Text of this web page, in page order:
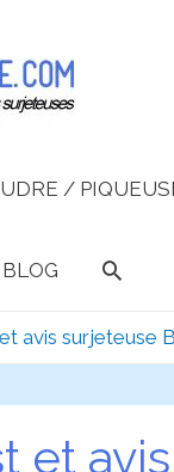
/
BLOG
avis surjeteuse
et avis